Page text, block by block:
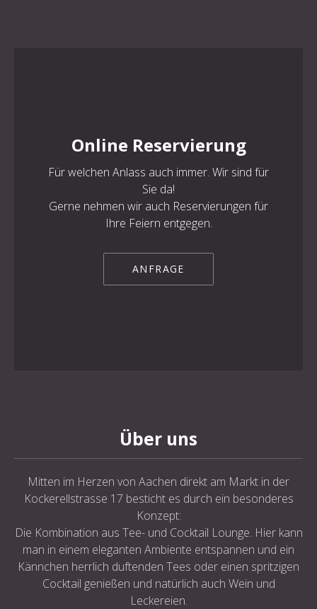
Online Reservierung
Für welchen Anlass auch immer. Wir sind für
Sie da!
Gerne nehmen wir auch Reservierungen für
Ihre Feiern entgegen.
ANFRAGE
Über uns
Mitten im Herzen von Aachen direkt am Markt in der
Kockerellstrasse 17 besticht es durch ein besonderes
Konzept:
Die Kombination aus Tee- und Cocktail Lounge. Hier kann
man in einem eleganten Ambiente entspannen und ein
Kännchen herrlich duftenden Tees oder einen spritzigen
Cocktail genießen und natürlich auch Wein und
Leckereien.
PREVIOUS